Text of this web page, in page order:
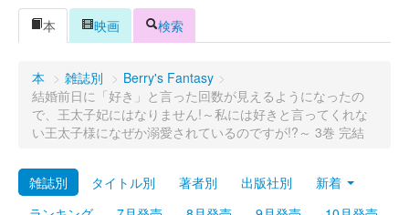
ログイン
購入管理
Myシェルフ
プレミアム
本
映画 検索
本 > 雑誌別 > Berry's Fantasy >
結婚前日に「好き」と言った回数が見えるようになったの
で、王太子妃にはなりません!～私には好きと言ってくれな
い王太子様になぜか溺愛されているのですが!?～ 3巻 完結
雑誌別 タイトル別 著者別 出版社別
新着